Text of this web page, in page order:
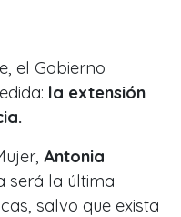
el Gobierno
la extensión
Antonia
será la última
salvo que exista